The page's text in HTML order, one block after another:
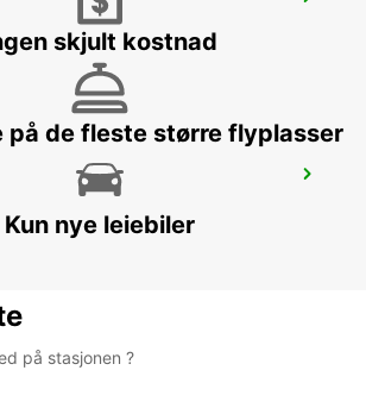
THE APOSTLE AIRPORT
skjult kostnad
på de fleste større flyplasser
Kun nye leiebiler
på stasjonen ?